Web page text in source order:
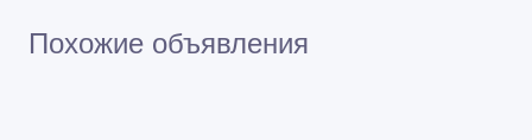
Похожие объявления